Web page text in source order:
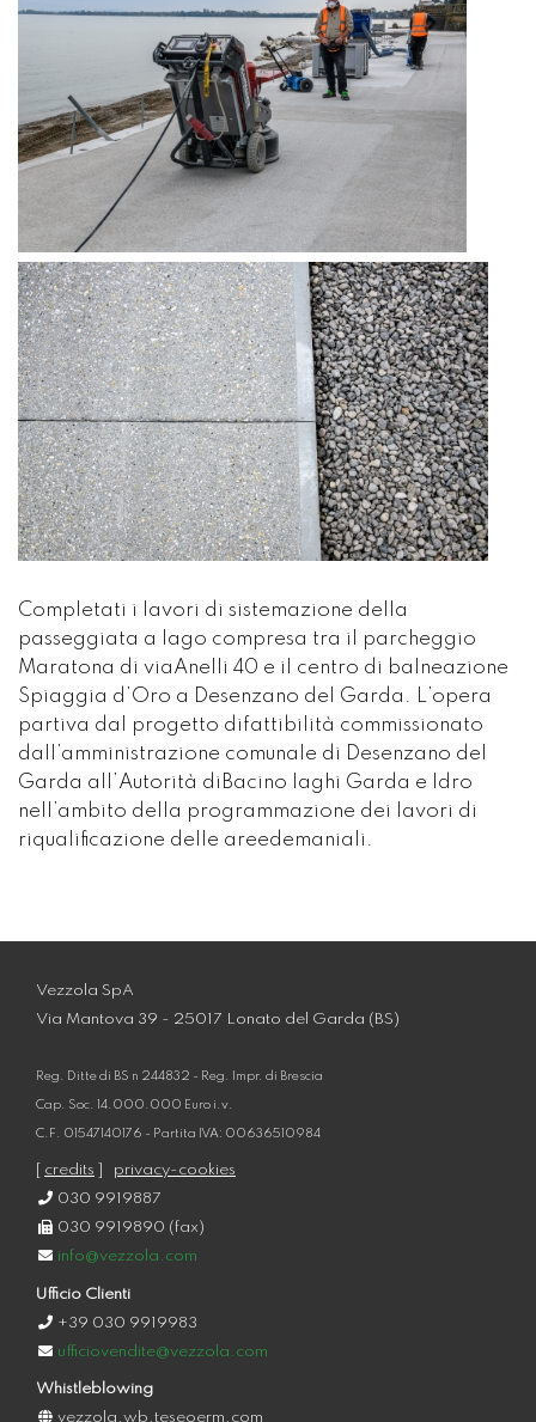
Completati i lavori di sistemazione della
passeggiata a lago compresa tra il parcheggio
Maratona di viaAnelli 40 e il centro di balneazione
Spiaggia d’Oro a Desenzano del Garda. L’opera
partiva dal progetto difattibilità commissionato
dall’amministrazione comunale di Desenzano del
Garda all’Autorità diBacino laghi Garda e Idro
nell’ambito della programmazione dei lavori di
riqualificazione delle areedemaniali.
Vezzola SpA
Via Mantova 39 - 25017 Lonato del Garda (BS)
Reg. Ditte di BS n 244832 - Reg. Impr. di Brescia
Cap. Soc. 14.000.000 Euro i.v.
C.F. 01547140176 - Partita IVA: 00636510984
credits
privacy-cookies
030 9919887
030 9919890 (fax)
info@vezzola.com
Ufficio Clienti
+39 030 9919983
ufficiovendite@vezzola.com
Whistleblowing
vezzola.wb.teseoerm.com